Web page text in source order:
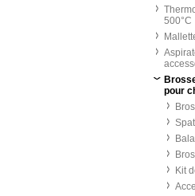
500°C
pour
Kit